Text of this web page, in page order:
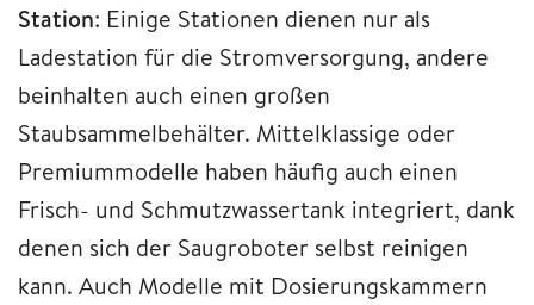
Station: Einige Stationen dienen nur als
Ladestation für die Stromversorgung, andere
beinhalten auch einen großen
Staubsammelbehälter. Mittelklassige oder
Premiummodelle haben häufig auch einen
Frisch- und Schmutzwassertank integriert, dank
denen sich der Saugroboter selbst reinigen
kann. Auch Modelle mit Dosierungskammern